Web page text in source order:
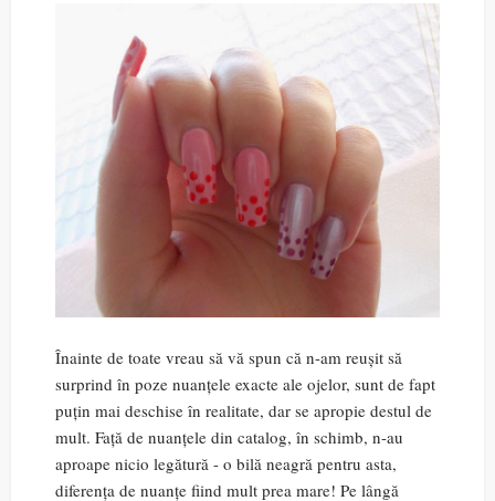
Înainte de toate vreau să vă spun că n-am reușit să
surprind în poze nuanțele exacte ale ojelor, sunt de fapt
puțin mai deschise în realitate, dar se apropie destul de
mult. Față de nuanțele din catalog, în schimb, n-au
aproape nicio legătură - o bilă neagră pentru asta,
diferența de nuanțe fiind mult prea mare! Pe lângă